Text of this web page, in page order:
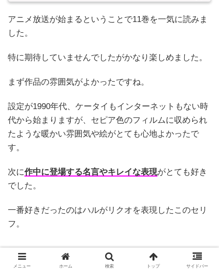
アニメ放送が始まるということで11巻を一気に読みま
した。
特に期待していませんでしたがかなり楽しめました。
まず作品の雰囲気がよかったですね。
設定が1990年代、ケータイもインターネットもない時
代から始まりますが、セピア色のフィルムに収められ
たような暖かい雰囲気や絵がとても心地よかったで
す。
次に作中に登場する名言やキレイな表現がとても好き
でした。
一番好きだったのはハルがリクオを表現したこのセリ
フ。
星みたいなものかも・・・
メニュー ホーム 検索 トップ サイドバー